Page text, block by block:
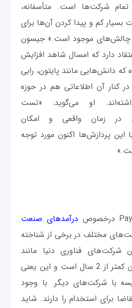
تمام شرکت‌ها است. متأسفانه،
کم و پیدا کردن آن‌ها برای
چالش‌های موجود است.» جیسون
دارد که امسال شاهد افزایش
که دانش‌هایی مانند پایتون، رابی
در کنار آن اطلاعاتی هم در حوزه
او می‌گوید: «تست
در زمان واقعی و امکان
این پردازش‌ها اکنون مورد توجه
درآمدهای صنعت
مختلف در برخی از شناخته
شرکت‌های فناوری دنیا مانند
فیسبوک، اوبر و آمازون کمتر از 2 سال است و این یعنی
با شرکت‌های دیگر. با وجود
برای استخدام را دارند. شاید